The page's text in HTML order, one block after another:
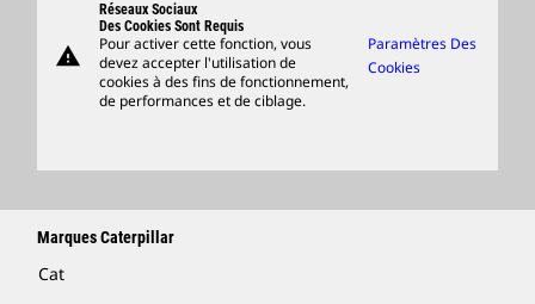
Support
Merchandise
Rechercher Un Concessionnaire
warning
Réseaux Sociaux
Des Cookies Sont Requis
Pour activer cette fonction, vous
devez accepter l'utilisation de
cookies à des fins de fonctionnement,
de performances et de ciblage.
Paramètres Des
Cookies
Marques Caterpillar
Cat